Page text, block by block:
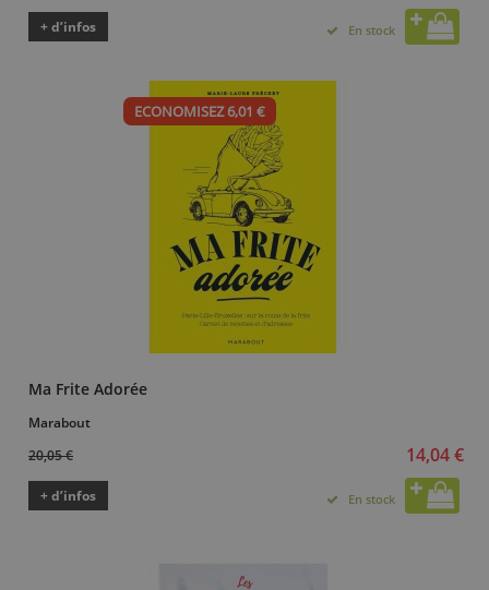
+ d’infos En stock
ECONOMISEZ 6,01 €
Ma Frite Adorée
Marabout
20,05 €
14,04 €
+ d’infos En stock